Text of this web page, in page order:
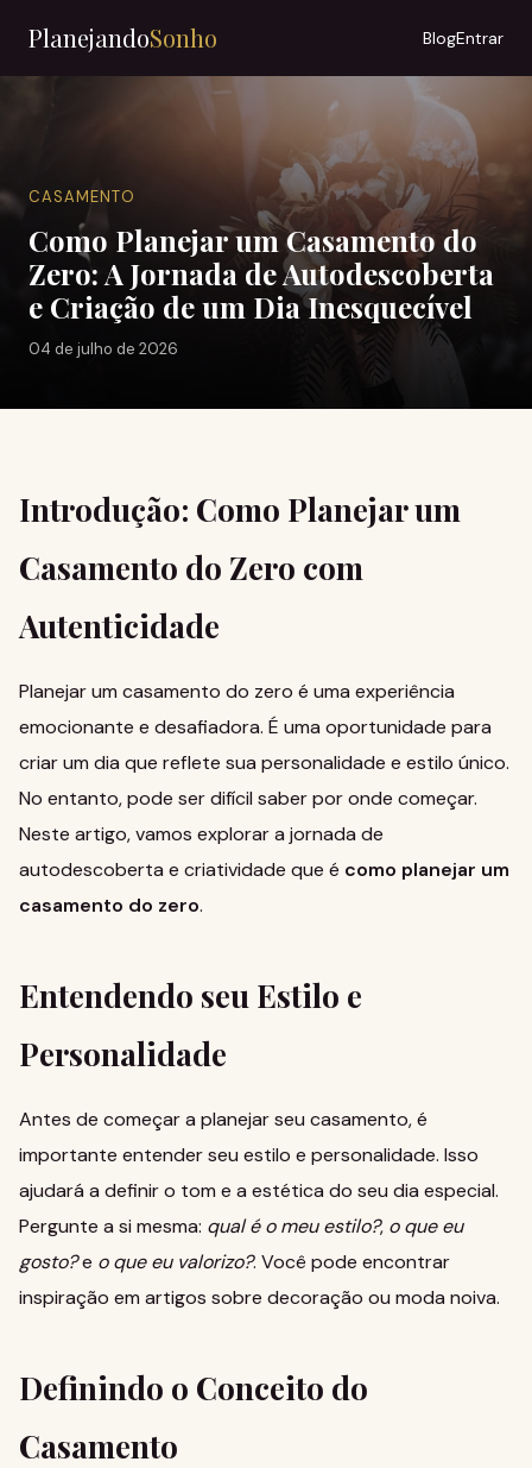
PlanejandoSonho BlogEntrar
CASAMENTO
Como Planejar um Casamento do
Zero: A Jornada de Autodescoberta
e Criação de um Dia Inesquecível
04 de julho de 2026
Introdução: Como Planejar um
Casamento do Zero com
Autenticidade
Planejar um casamento do zero é uma experiência
emocionante e desafiadora. É uma oportunidade para
criar um dia que reflete sua personalidade e estilo único.
No entanto, pode ser difícil saber por onde começar.
Neste artigo, vamos explorar a jornada de
autodescoberta e criatividade que é como planejar um
casamento do zero.
Entendendo seu Estilo e
Personalidade
Antes de começar a planejar seu casamento, é
importante entender seu estilo e personalidade. Isso
ajudará a definir o tom e a estética do seu dia especial.
Pergunte a si mesma: qual é o meu estilo?, o que eu
gosto?e o que eu valorizo?. Você pode encontrar
inspiração em artigos sobre decoração ou moda noiva.
Definindo o Conceito do
Casamento